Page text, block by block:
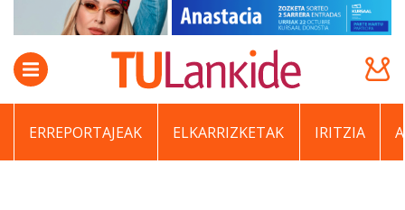
ERREPORTAJEAK ELKARRIZKETAK IRITZIA